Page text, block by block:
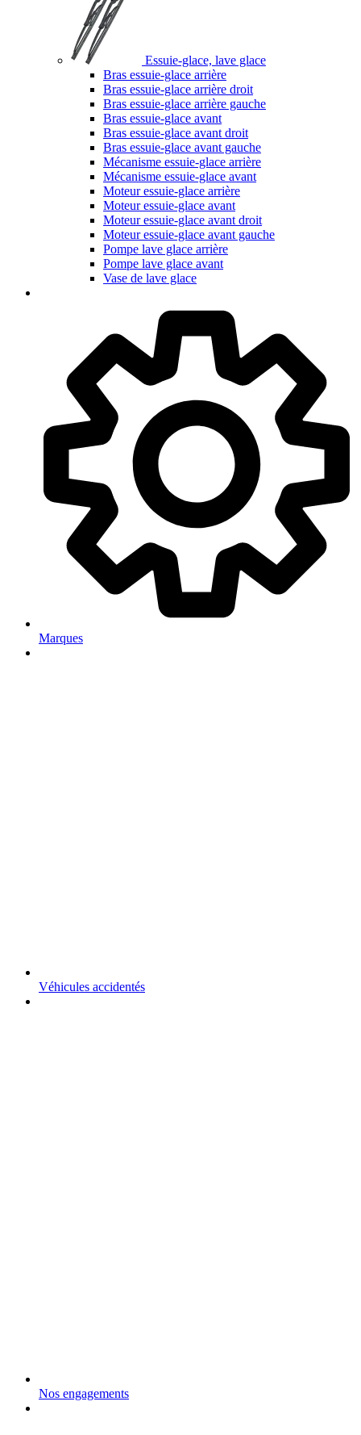
Essuie-glace, lave glace
Bras essuie-glace arrière
Bras essuie-glace arrière droit
Bras essuie-glace arrière gauche
Bras essuie-glace avant
Bras essuie-glace avant droit
Bras essuie-glace avant gauche
Mécanisme essuie-glace arrière
Mécanisme essuie-glace avant
Moteur essuie-glace arrière
Moteur essuie-glace avant
Moteur essuie-glace avant droit
Moteur essuie-glace avant gauche
Pompe lave glace arrière
Pompe lave glace avant
Vase de lave glace
Marques
Véhicules accidentés
Nos engagements